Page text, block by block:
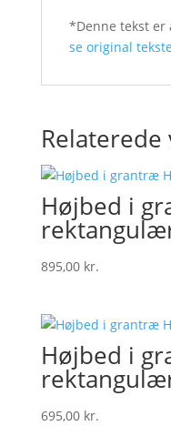
*Denne tekst er
se original
Relaterede
Højbed i
895,00 kr.
Højbed i
695,00 kr.